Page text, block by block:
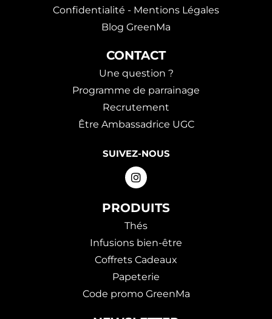
Confidentialité - Mentions Légales
Blog GreenMa
CONTACT
Une question ?
Programme de parrainage
Recrutement
Être Ambassadrice UGC
SUIVEZ-NOUS
PRODUITS
Thés
Infusions bien-être
Coffrets Cadeaux
Papeterie
Code promo GreenMa